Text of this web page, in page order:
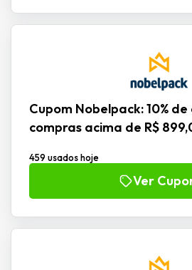
Cupom Nobelpack: 10%
compras acima de R$
459 usados hoje
Ver